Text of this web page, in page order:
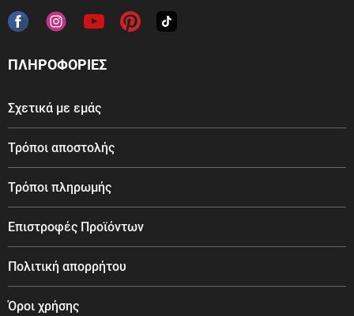
ΠΛΗΡΟΦΟΡΙΕΣ
Σχετικά με εμάς
Τρόποι αποστολής
Τρόποι πληρωμής
Επιστροφές Προϊόντων
Πολιτική απορρήτου
Όροι χρήσης